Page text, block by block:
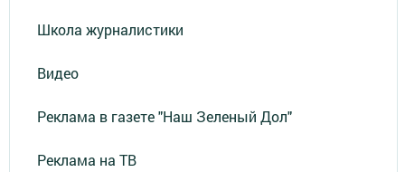
Школа журналистики
Видео
Реклама в газете "Наш Зеленый Дол"
Реклама на ТВ